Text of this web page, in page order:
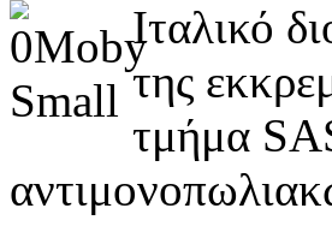
Ιταλικό
της
τμήμα